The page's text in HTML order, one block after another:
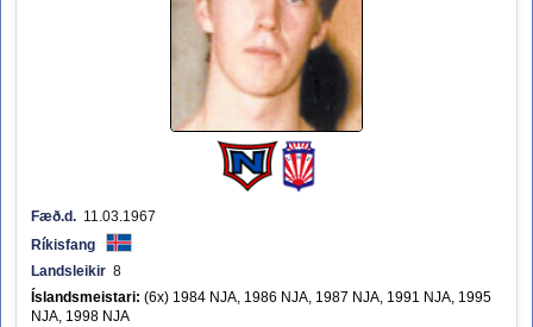
Fæð.d. 11.03.1967
Ríkisfang
Landsleikir 8
Íslandsmeistari: (6x) 1984 NJA, 1986 NJA, 1987 NJA, 1991 NJA, 1995
NJA, 1998 NJA